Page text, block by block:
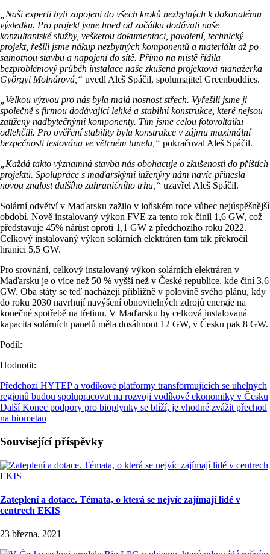
„Naši experti byli zapojeni do všech kroků nezbytných k dokonalému
výsledku. Pro projekt jsme hned od začátku dodávali naše
konzultantské služby, veškerou dokumentaci, povolení, technický
projekt, řešili jsme nákup nezbytných komponentů a materiálu až po
samotnou stavbu a napojení do sítě. Přímo na místě řídila
bezproblémový průběh instalace naše zkušená projektová manažerka
Györgyi Molnárová,“ uvedl Aleš Spáčil, spolumajitel Greenbuddies.
„Velkou výzvou pro nás byla malá nosnost střech. Vyřešili jsme ji
společně s firmou dodávající lehké a stabilní konstrukce, které nejsou
zatíženy nadbytečnými komponenty. Tím jsme celou fotovoltaiku
odlehčili. Pro ověření stability byla konstrukce v zájmu maximální
bezpečnosti testována ve větrném tunelu,“ pokračoval Aleš Spáčil.
„Každá takto významná stavba nás obohacuje o zkušenosti do příštích
projektů. Spolupráce s maďarskými inženýry nám navíc přinesla
novou znalost dalšího zahraničního trhu,“ uzavřel Aleš Spáčil.
Solární odvětví v Maďarsku zažilo v loňském roce vůbec nejúspěšnější
období. Nově instalovaný výkon FVE za tento rok činil 1,6 GW, což
představuje 45% nárůst oproti 1,1 GW z předchozího roku 2022.
Celkový instalovaný výkon solárních elektráren tam tak překročil
hranici 5,5 GW.
Pro srovnání, celkový instalovaný výkon solárních elektráren v
Maďarsku je o více než 50 % vyšší než v České republice, kde činí 3,6
GW. Oba státy se teď nacházejí přibližně v polovině svého plánu, kdy
do roku 2030 navrhují navýšení obnovitelných zdrojů energie na
konečné spotřebě na třetinu. V Maďarsku by celková instalovaná
kapacita solárních panelů měla dosáhnout 12 GW, v Česku pak 8 GW.
Podíl:
Hodnotit:
Předchozí HYTEP a vodíkové platformy transformujících se uhelných
regionů budou spolupracovat na rozvoji vodíkové ekonomiky v Česku
Další Konec podpory pro bioplynky se blíží, je vhodné zvážit přechod
na biometan
Související příspěvky
Zateplení a dotace. Témata, o která se nejvíc zajímají lidé v
centrech EKIS
23 března, 2021